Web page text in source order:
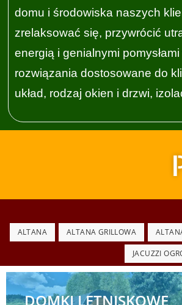
domu i środowiska naszych
zrelaksować się, przywrócić
energią i genialnymi
rozwiązania dostosowane do
układ, rodzaj okien i drzwi,
ALTANA ALTANA GRILLOWA
JACUZZI
DOMKI LETNISKOWE